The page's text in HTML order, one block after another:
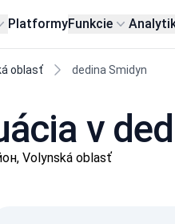
PlatformyFunkcie
oblasť dedina Smidyn
v
Volynská oblasť